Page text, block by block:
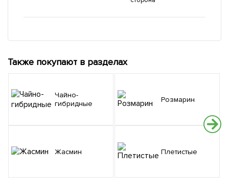
Также покупают в разделах
Чайно-
гибридные
Жасмин
Розмарин
Плетистые